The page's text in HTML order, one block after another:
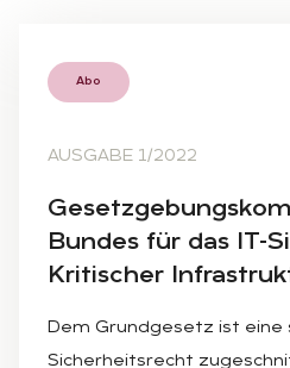
Abo
AUSGABE 1/2022
Bun­des für das IT-
Kri­ti­scher
Dem Grundgesetz ist eine
Sicherheitsrecht